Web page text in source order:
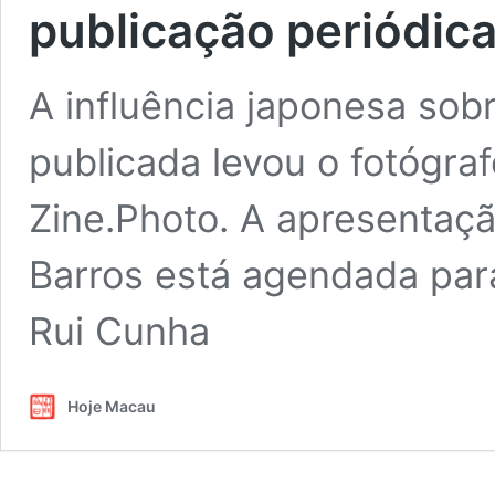
publicação
A influência japonesa
publicada levou o
Zine.Photo. A
Barros está agendada
Rui Cunha
Hoje Macau